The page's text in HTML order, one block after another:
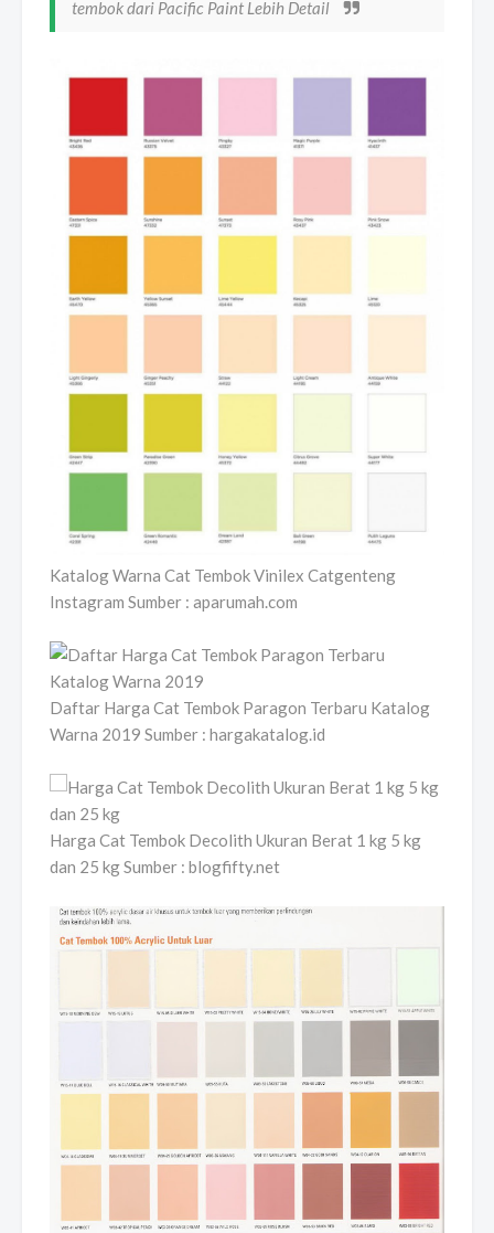
tembok dari Pacific Paint Lebih Detail
Katalog Warna Cat Tembok Vinilex Catgenteng
Instagram Sumber : aparumah.com
Daftar Harga Cat Tembok Paragon Terbaru Katalog
Warna 2019 Sumber : hargakatalog.id
Harga Cat Tembok Decolith Ukuran Berat 1 kg 5 kg
dan 25 kg Sumber : blogfifty.net